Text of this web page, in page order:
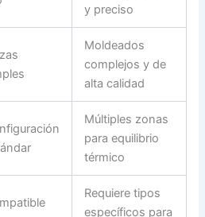
y preciso
Moldeados
complejos y de
alta calidad
Múltiples zonas
para equilibrio
térmico
Requiere tipos
específicos para